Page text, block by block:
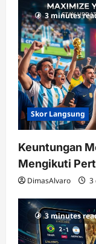
3 minutes
Skor Langsung
Keuntungan
Mengikuti
DimasAlvaro 3
3 minutes